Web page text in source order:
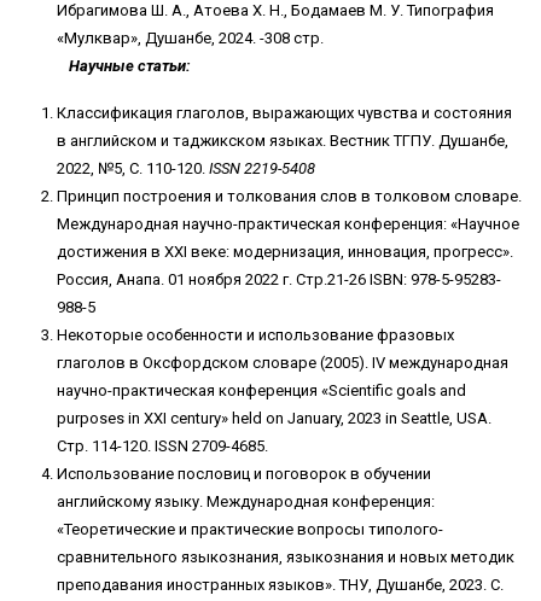
Ибрагимова Ш. А., Атоева Х. Н., Бодамаев М. У. Типография
«Мулквар», Душанбе, 2024. -308 стр.
Научные статьи:
Классификация глаголов, выражающих чувства и состояния
в английском и таджикском языках. Вестник ТГПУ. Душанбе,
2022, №5, С. 110-120. ISSN 2219-5408
Принцип построения и толкования слов в толковом словаре.
Международная научно-практическая конференция: «Научное
достижения в ХХI веке: модернизация, инновация, прогресс».
Россия, Анапа. 01 ноября 2022 г. Стр.21-26 ISBN: 978-5-95283-
988-5
Некоторые особенности и использование фразовых
глаголов в Оксфордском словаре (2005). IV международная
научно-практическая конференция «Scientific goals and
purposes in XXI century» held on January, 2023 in Seattle, USA.
Стр. 114-120. ISSN 2709-4685.
Использование пословиц и поговорок в обучении
английскому языку. Международная конференция:
«Теоретические и практические вопросы типолого-
сравнительного языкознания, языкознания и новых методик
преподавания иностранных языков». ТНУ, Душанбе, 2023. С.